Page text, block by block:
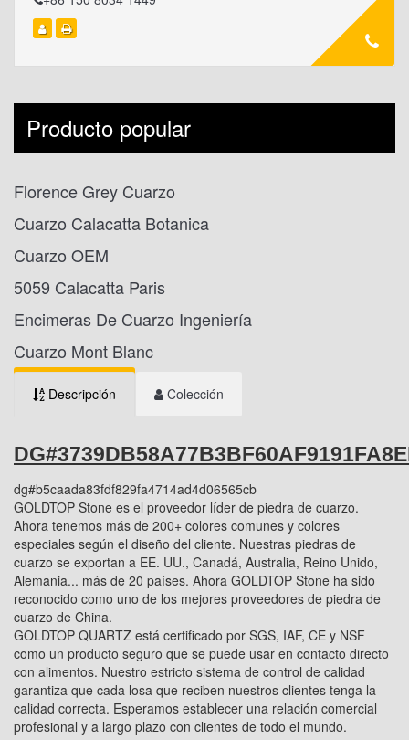
Producto popular
Florence Grey Cuarzo
Cuarzo Calacatta Botanica
Cuarzo OEM
5059 Calacatta Paris
Encimeras De Cuarzo Ingeniería
Cuarzo Mont Blanc
Descripción Colección
dg#b5caada83fdf829fa4714ad4d06565cb
GOLDTOP Stone es el proveedor líder de piedra de cuarzo.
Ahora tenemos más de 200+ colores comunes y colores
especiales según el diseño del cliente. Nuestras piedras de
cuarzo se exportan a EE. UU., Canadá, Australia, Reino Unido,
Alemania... más de 20 países. Ahora GOLDTOP Stone ha sido
reconocido como uno de los mejores proveedores de piedra de
cuarzo de China.
GOLDTOP QUARTZ está certificado por SGS, IAF, CE y NSF
como un producto seguro que se puede usar en contacto directo
con alimentos. Nuestro estricto sistema de control de calidad
garantiza que cada losa que reciben nuestros clientes tenga la
calidad correcta. Esperamos establecer una relación comercial
profesional y a largo plazo con clientes de todo el mundo.